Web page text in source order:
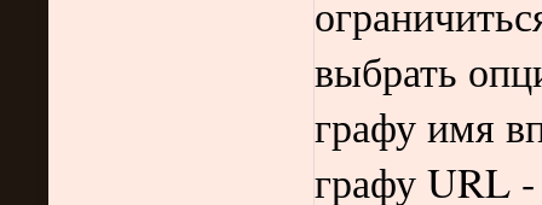
выбрать
графу имя
графу URL